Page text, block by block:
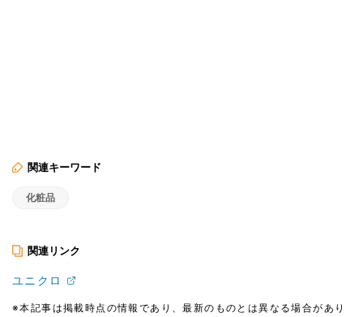
関連キーワード
化粧品
関連リンク
ユニクロ
※本記事は掲載時点の情報であり、最新のものとは異なる場合があり